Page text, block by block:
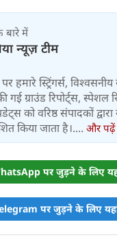
में
न्यूज़ टीम
हमारे स्ट्रिंगर्स,
गई ग्राउंड रिपोर्ट्स, स्पेशल
को वरिष्ठ संपादकों द्वारा
किया जाता है।.... और पढ़ें
पर जुड़ने के लिए
पर जुड़ने के लिए